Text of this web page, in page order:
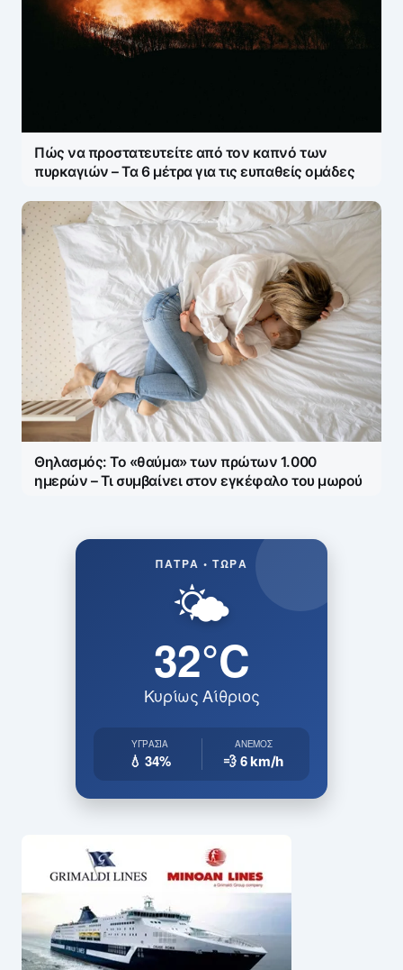
Πώς να προστατευτείτε από τον καπνό των
πυρκαγιών – Τα 6 μέτρα για τις ευπαθείς ομάδες
Θηλασμός: Το «θαύμα» των πρώτων 1.000
ημερών – Τι συμβαίνει στον εγκέφαλο του μωρού
ΠΆΤΡΑ • ΤΏΡΑ
🌤️
32°C
Κυρίως Αίθριος
ΥΓΡΑΣΊΑ
💧 34%
ΆΝΕΜΟΣ
💨 6km/h